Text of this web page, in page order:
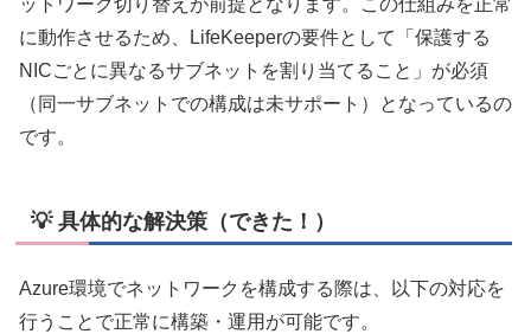
ットワーク切り替えが前提となります。この仕組みを正常
に動作させるため、LifeKeeperの要件として「保護する
NICごとに異なるサブネットを割り当てること」が必須
（同一サブネットでの構成は未サポート）となっているの
です。
💡 具体的な解決策（できた！）
Azure環境でネットワークを構成する際は、以下の対応を
行うことで正常に構築・運用が可能です。